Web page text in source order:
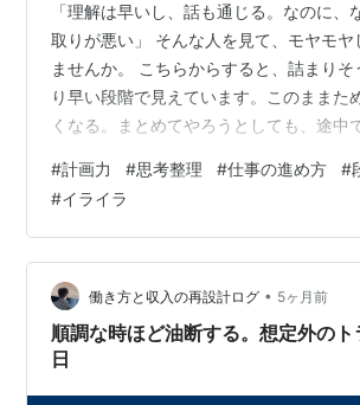
「理解は早いし、話も通じる。なのに、
取りが悪い」 そんな人を見て、モヤモヤ
ませんか。 こちらからすると、詰まりそ
り早い段階で見えています。このままた
くなる。まとめてやろうとしても、途中
らかに見えることもあります。 だからこ
なら計画も立てられるはずでは？」と思
でも実際には、頭がいいことと計画が立
は、かなり別物です。 目次 この記事で
良さと計画力の違い、なぜ「理解は早い
い」が起こるのか、どう見れば少し整理
#計画力 #思考整理 #仕事の進め方 #
#イライラ
働き方と収入の再設計ログ • 5ヶ月前
順調な時ほど油断する。想定外のト
日